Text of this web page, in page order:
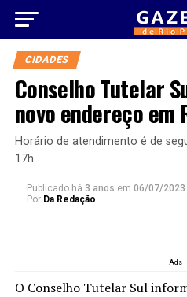
CIDADES
Conselho Tutelar
novo endereço em
Horário de atendimento é de
17h
Publicado há 3 anos em 06/07/2023
Por Da Redação
Ads
O Conselho Tutelar Sul